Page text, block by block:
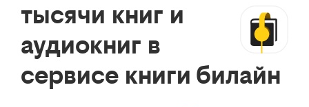
тысячи книг и
аудиокниг в
сервисе книги билайн